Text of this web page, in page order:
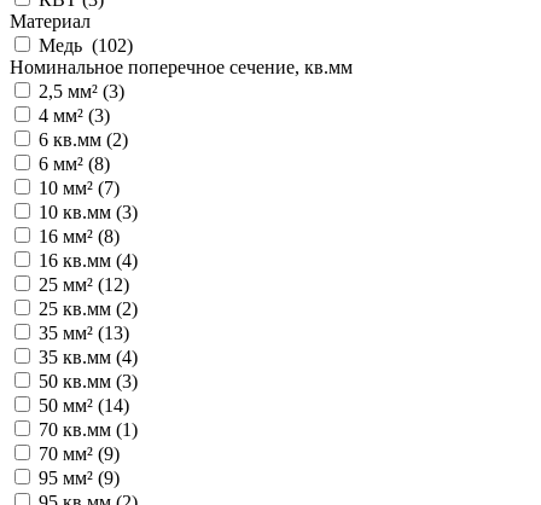
Материал
Медь (102)
Номинальное поперечное сечение, кв.мм
2,5 мм² (3)
4 мм² (3)
6 кв.мм (2)
6 мм² (8)
10 мм² (7)
10 кв.мм (3)
16 мм² (8)
16 кв.мм (4)
25 мм² (12)
25 кв.мм (2)
35 мм² (13)
35 кв.мм (4)
50 кв.мм (3)
50 мм² (14)
70 кв.мм (1)
70 мм² (9)
95 мм² (9)